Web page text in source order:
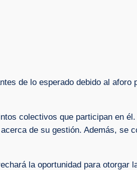
de lo esperado debido al aforo
colectivos que participan en
de su gestión. Además, se
la oportunidad para otorgar